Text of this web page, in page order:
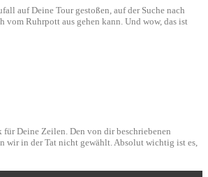
auf Deine Tour gestoßen, auf der Suche nach
vom Ruhrpott aus gehen kann. Und wow, das ist
Deine Zeilen. Den von dir beschriebenen
wir in der Tat nicht gewählt. Absolut wichtig ist es,